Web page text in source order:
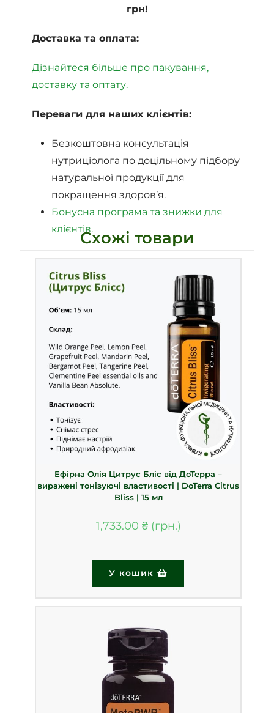
грн!
Доставка та оплата:
Дізнайтеся більше про пакування,
доставку та оптату.
Переваги для наших клієнтів:
Безкоштовна консультація
нутриціолога по доцільному підбору
натуральної продукції для
покращення здоров’я.
Бонусна програма та знижки для
клієнтів.Схожі товари
Ефірна Олія Цитрус Бліс від ДоТерра –
виражені тонізуючі властивості | DoTerra Citrus
Bliss | 15 мл
1,733.00 ₴
У кошик